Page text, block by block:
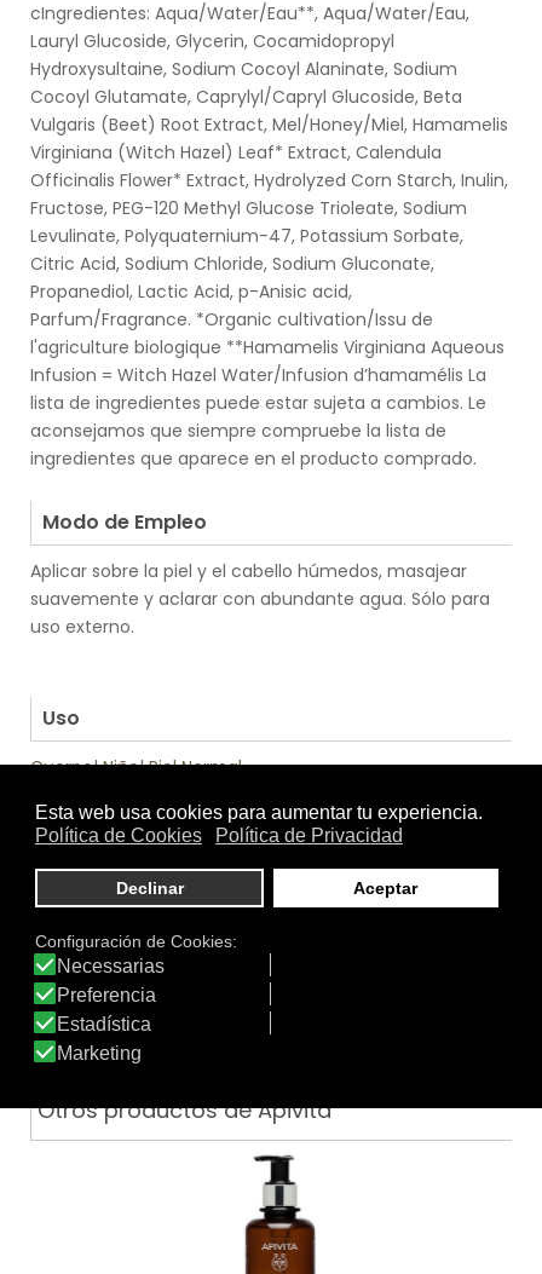
cIngredientes: Aqua/Water/Eau**, Aqua/Water/Eau,
Lauryl Glucoside, Glycerin, Cocamidopropyl
Hydroxysultaine, Sodium Cocoyl Alaninate, Sodium
Cocoyl Glutamate, Caprylyl/Capryl Glucoside, Beta
Vulgaris (Beet) Root Extract, Mel/Honey/Miel, Hamamelis
Virginiana (Witch Hazel) Leaf* Extract, Calendula
Officinalis Flower* Extract, Hydrolyzed Corn Starch, Inulin,
Fructose, PEG-120 Methyl Glucose Trioleate, Sodium
Levulinate, Polyquaternium-47, Potassium Sorbate,
Citric Acid, Sodium Chloride, Sodium Gluconate,
Propanediol, Lactic Acid, p-Anisic acid,
Parfum/Fragrance. *Organic cultivation/Issu de
l'agriculture biologique **Hamamelis Virginiana Aqueous
Infusion = Witch Hazel Water/Infusion d’hamamélis La
lista de ingredientes puede estar sujeta a cambios. Le
aconsejamos que siempre compruebe la lista de
ingredientes que aparece en el producto comprado.
Modo de Empleo
Aplicar sobre la piel y el cabello húmedos, masajear
suavemente y aclarar con abundante agua. Sólo para
uso externo.
Uso
Cuerpo|Niño|Piel Normal
Función
Higiene Infantil
Textura
Tratamiento
de:
Otros productos de Apivita